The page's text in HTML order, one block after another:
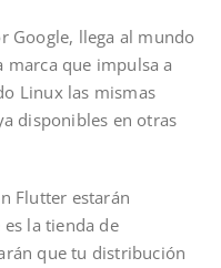
Google, llega al mundo
marca que impulsa a
Linux las mismas
disponibles en otras
Flutter estarán
la tienda de
que tu distribución